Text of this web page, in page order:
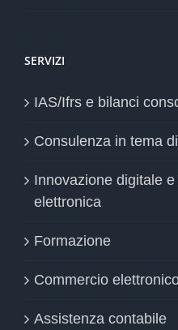
SERVIZI
IAS/Ifrs e bilanci
Consulenza in tema
Innovazione digitale
elettronica
Formazione
Commercio
Assistenza contabile